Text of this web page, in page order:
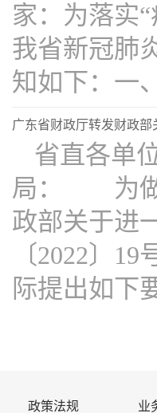
家：为落实
我省新冠肺
知如下：一
广东省财政厅转发财政
省直各单
局： 为做
政部关于进
〔2022〕
际提出如
政策法规 业